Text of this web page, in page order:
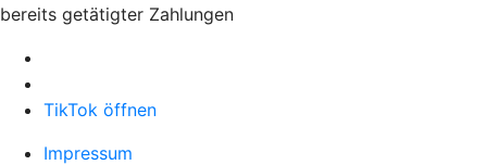
bereits getätigter Zahlungen
TikTok öffnen
Impressum